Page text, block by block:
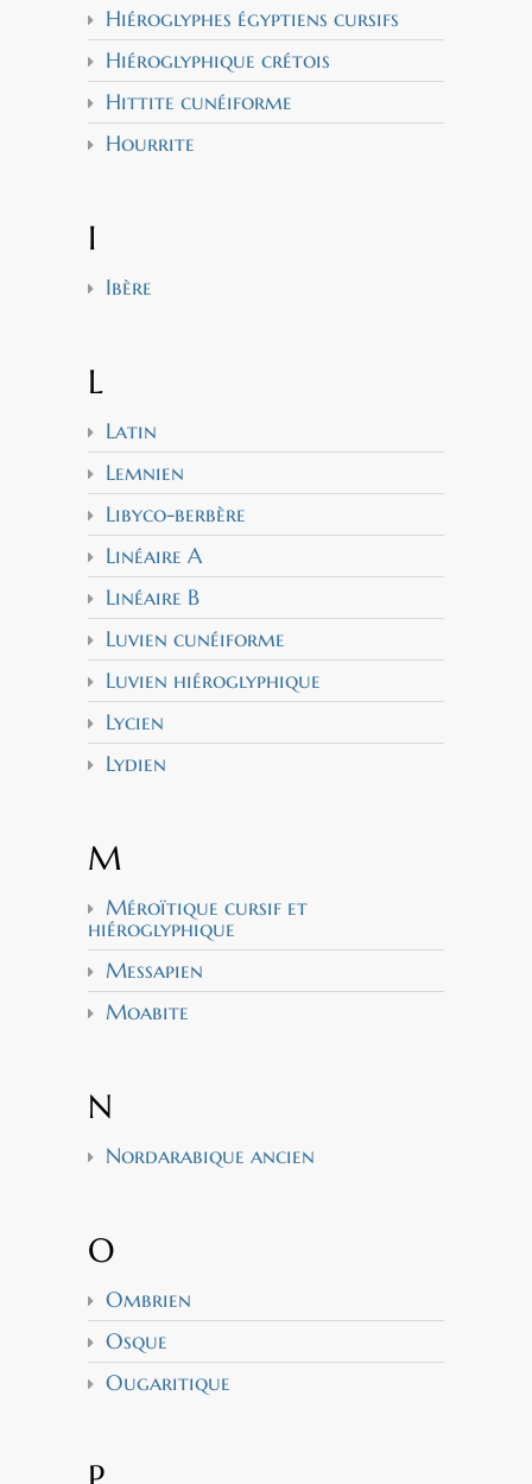
Hiéroglyphes égyptiens cursifs
Hiéroglyphique crétois
Hittite cunéiforme
Hourrite
I
Ibère
L
Latin
Lemnien
Libyco-berbère
Linéaire A
Linéaire B
Luvien cunéiforme
Luvien hiéroglyphique
Lycien
Lydien
M
Méroïtique cursif et
hiéroglyphique
Messapien
Moabite
N
Nordarabique ancien
O
Ombrien
Osque
Ougaritique